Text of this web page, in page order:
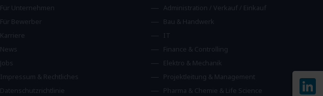
Für Unternehmen
Für Bewerber
Karriere
News
Jobs
Impressum & Rechtliches
Datenschutzrichtlinie
Administration / Verkauf / Einkauf
Bau & Handwerk
IT
Finance & Controlling
Elektro & Mechanik
Projektleitung & Management
Pharma & Chemie & Life Science